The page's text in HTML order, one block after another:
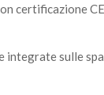
certificazione
integrate sulle